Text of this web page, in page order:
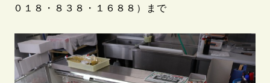
０１８・８３８・１６８８）まで